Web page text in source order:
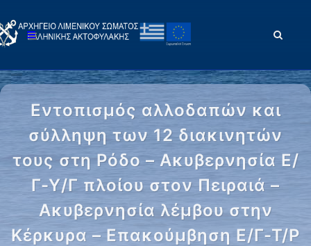
Εντοπισμός αλλοδαπών και
σύλληψη των 12 διακινητών
τους στη Ρόδο – Ακυβερνησία Ε/
Γ-Υ/Γ πλοίου στον Πειραιά –
Ακυβερνησία λέμβου στην
Κέρκυρα – Επακούμβηση Ε/Γ-Τ/Ρ